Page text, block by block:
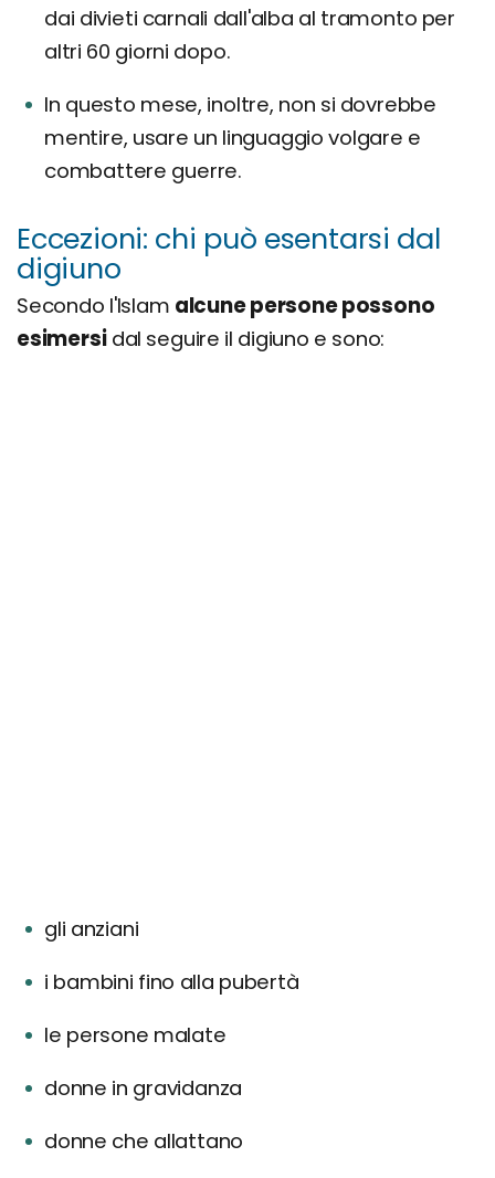
dai divieti carnali dall'alba al tramonto per
altri 60 giorni dopo.
In questo mese, inoltre, non si dovrebbe
mentire, usare un linguaggio volgare e
combattere guerre.
Eccezioni: chi può esentarsi dal
digiuno
Secondo l'Islam alcune persone possono
esimersidal seguire il digiuno e sono:
gli anziani
i bambini fino alla pubertà
le persone malate
donne in gravidanza
donne che allattano